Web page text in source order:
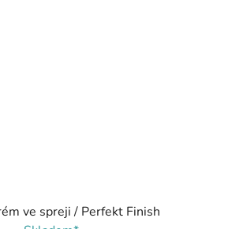
ve spreji / Perfekt Finish